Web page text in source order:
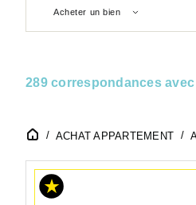
Acheter un bien
289 correspondances
ACHAT APPARTEMENT